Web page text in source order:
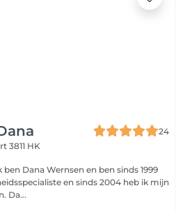
24
3811 HK
Dana Wernsen en ben sinds 1999
en sinds 2004 heb ik mijn
Da...